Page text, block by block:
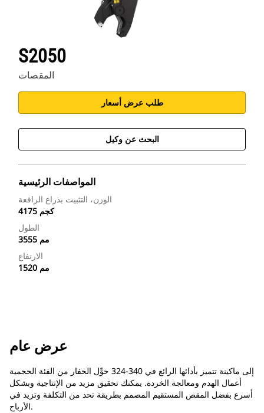
S2050
المقصات
طلب عرض أسعار
البحث عن وكيل
المواصفات الرئيسية
الوزن، التثبيت بذراع الرافعة
4175 كجم
الطول
3555 مم
الارتفاع
1520 مم
عرض عام
حوِّل الحفار من الفئة الحجمية ‎324-340 إلى ماكينة تتميز بأدائها الرائع في
أعمال الهدم ومعالجة الخردة. يمكنك تحقيق مزيد من الإنتاجية وبشكل
أسرع بفضل المقص المستقيم المصمم بطريقة تحد من التكلفة وتزيد في
الأرباح.